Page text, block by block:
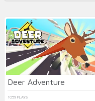
Deer Adventure
1059 PLAYS